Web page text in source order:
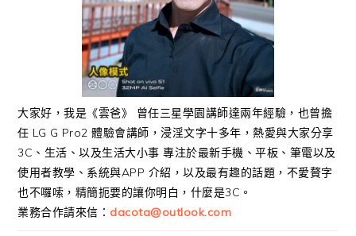
大家好，我是《雲爸》 曾任三星學園講師達兩年經驗，也曾擔
任 LG G Pro2 體驗會講師，浸淫文字十多年，熱愛與大家分享
3C、生活、以及生活大小事 專注於最新手機、平板、筆電以及
使用者教學、系統與APP 介紹，以及最有趣的話題，不愛贅字
也不囉嗦，精簡扼要的讓你明白，什麼是3C。
業務合作請來信： dacota@outlook.com